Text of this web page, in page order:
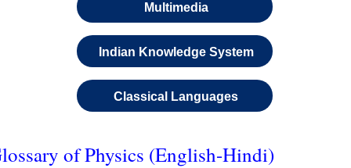
Multimedia
Indian Knowledge System
Classical Languages
of Physics (English-Hindi)